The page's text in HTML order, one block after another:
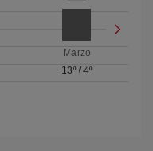
Marzo
13º/ 4º